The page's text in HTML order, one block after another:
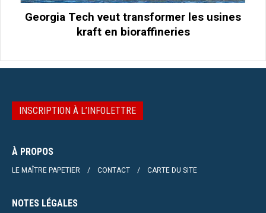
Georgia Tech veut transformer les usines
kraft en bioraffineries
INSCRIPTION À L’INFOLETTRE
À PROPOS
LE MAÎTRE PAPETIER CONTACT CARTE DU SITE
NOTES LÉGALES